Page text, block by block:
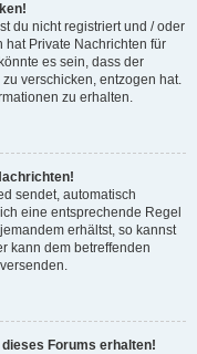
du nicht registriert und / oder
Private Nachrichten für
es sein, dass der
verschicken, entzogen hat.
zu erhalten.
sendet, automatisch
eine entsprechende Regel
erhältst, so kannst
kann dem betreffenden
dieses Forums erhalten!